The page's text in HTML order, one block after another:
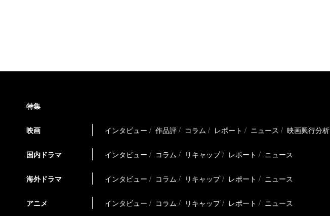
特集
映画 インタビュー 作品評 コラム レポート ニュース 映画興行分析
国内ドラマ インタビュー コラム リキャップ レポート ニュース
海外ドラマ インタビュー コラム リキャップ レポート ニュース
アニメ インタビュー コラム リキャップ レポート ニュース